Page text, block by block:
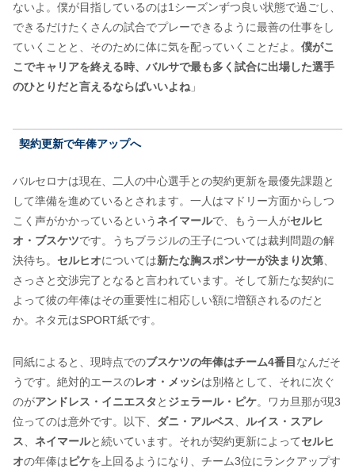
ないよ。僕が目指しているのは1シーズンずつ良い状態で過ごし、
できるだけたくさんの試合でプレーできるように最善の仕事をし
ていくことと、そのために体に気を配っていくことだよ。 僕がこ
こでキャリアを終える時、バルサで最も多く試合に出場した選手
のひとりだと言えるならばいいよね 」
契約更新で年俸アップへ
バルセロナは現在、二人の中心選手との契約更新を最優先課題と
して準備を進めているとされます。一人はマドリー方面からしつ
こく声がかかっているというネイマールで、もう一人がセルヒ
オ・ブスケツです。うちブラジルの王子については裁判問題の解
決待ち。 セルヒオについては新たな胸スポンサーが決まり次第
さっさと交渉完了となると言われています。そして新たな契約に
よって彼の年俸はその重要性に相応しい額に増額されるのだと
か。ネタ元はSPORT紙です。
同紙によると、現時点でのブスケツの年俸はチーム4番目なんだそ
うです。絶対的エースのレオ・メッシは別格として、それに次ぐ
のがアンドレス・イニエスタ と ジェラール・ピケ。ワカ旦那が現3
位ってのは意外です。以下、 ダニ・アルベス
ルイス・スアレ
ス
ネイマールと続いています。それが契約更新によってセルヒ
オの年俸はピケを上回るようになり、チーム3位にランクアップす